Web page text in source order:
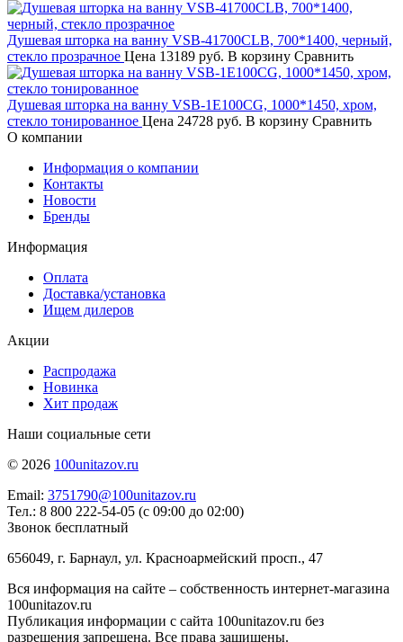
Душевая шторка на ванну VSB-41700CLB, 700*1400, черный,
стекло прозрачное Цена 13189 руб. В корзину Сравнить
Душевая шторка на ванну VSB-1E100CG, 1000*1450, хром,
стекло тонированное Цена 24728 руб. В корзину Сравнить
О компании
Информация о компании
Контакты
Новости
Бренды
Информация
Оплата
Доставка/установка
Ищем дилеров
Акции
Распродажа
Новинка
Хит продаж
Наши социальные сети
© 2026 100unitazov.ru
Email: 3751790@100unitazov.ru
Тел.: 8 800 222-54-05 (с 09:00 до 02:00)
Звонок бесплатный
656049, г. Барнаул, ул. Красноармейский просп., 47
Вся информация на сайте – собственность интернет-магазина
100unitazov.ru
Публикация информации с сайта 100unitazov.ru без
разрешения запрещена. Все права защищены.